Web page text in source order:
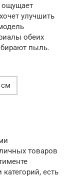
ощущает
улучшить
обеих
пыль.
см
товаров
есть